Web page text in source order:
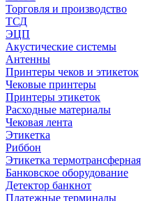
Торговля и производство
ТСД
ЭЦП
Акустические системы
Антенны
Принтеры чеков и этикеток
Чековые принтеры
Принтеры этикеток
Расходные материалы
Чековая лента
Этикетка
Риббон
Этикетка термотрансферная
Банковское оборудование
Детектор банкнот
Платежные терминалы